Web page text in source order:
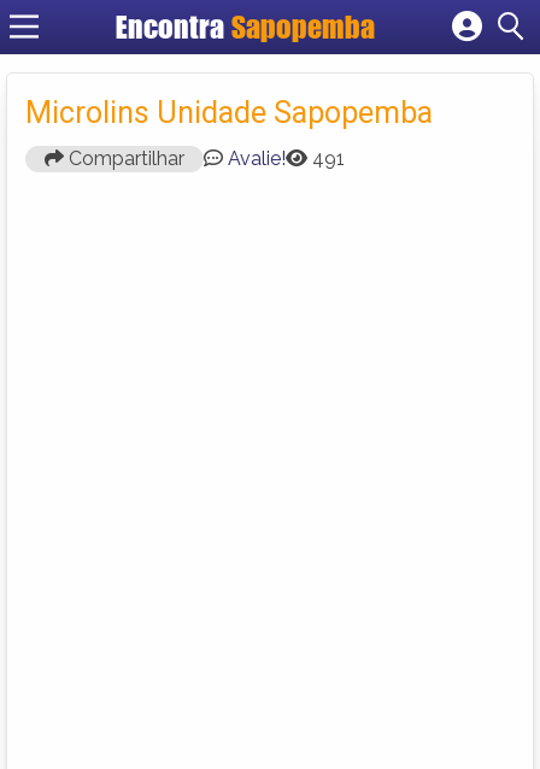
Encontra Sapopemba
Cadastrar empresa
Criar conta
Microlins Unidade Sapopemba
Compartilhar Avalie! 491